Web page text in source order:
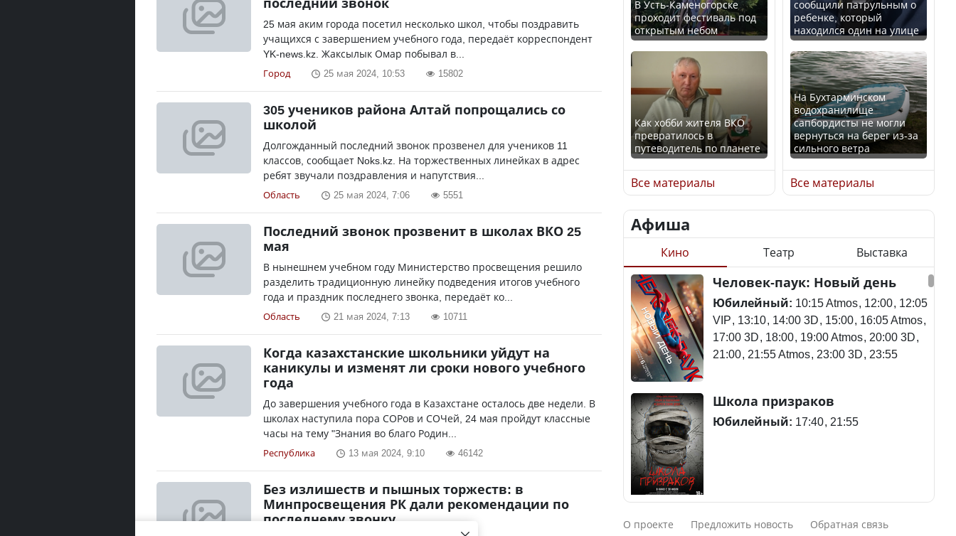
25 мая аким города посетил несколько школ, чтобы поздравить
учащихся с завершением учебного года, передаёт корреспондент
YK-news.kz. Жаксылык Омар побывал в...
Город 25 мая 2024, 10:53 15802
305 учеников района Алтай попрощались со
школой
Долгожданный последний звонок прозвенел для учеников 11
классов, сообщает Noks.kz. На торжественных линейках в адрес
ребят звучали поздравления и напутствия...
Область 25 мая 2024, 7:06 5551
Последний звонок прозвенит в школах ВКО 25
мая
В нынешнем учебном году Министерство просвещения решило
разделить традиционную линейку подведения итогов учебного
года и праздник последнего звонка, передаёт ко...
Область 21 мая 2024, 7:13 10711
Когда казахстанские школьники уйдут на
каникулы и изменят ли сроки нового учебного
года
До завершения учебного года в Казахстане осталось две недели. В
школах наступила пора СОРов и СОЧей, 24 мая пройдут классные
часы на тему "Знания во благо Родин...
Республика 13 мая 2024, 9:10 46142
Без излишеств и пышных торжеств: в
Минпросвещения РК дали рекомендации по
последнему звонку
Будут ли представлены
интересы регионов в
Курултае?
Ең төменгі жалақы,
алимент, экология: жеті
партия сайлаушылармен
нені талқылап жатыр?
алименты, экология — о
чем говорят с
избирателями
представители партий
Министр рассказал, из
чего делают колбасу в
Казахстане
почему казахстанские
Трамп официально
вступил в должность
президента США
Луну признали объектом
культурного наследия,
находящегося под
угрозой исчезновения
Станет ли
метапневмовирус
эпидемией, рассказали в
ВОЗ
потерпел крушение в
Южной Корее, погибли
120 человек
Актау: Путин принес
В Усть-Каменогорске
проходит фестиваль под
открытым небом
Как хобби жителя ВКО
превратилось в
путеводитель по планете
Все материалы
сообщили патрульным о
ребенке, который
находился один на улице
На Бухтарминском
водохранилище
сапбордисты не могли
вернуться на берег из-за
сильного ветра
Все материалы
Афиша
Кино Театр Выставка
Человек-паук: Новый день
Юбилейный: 10:15 Atmos 12:00 12:05
VIP 13:10 14:00 3D 15:00 16:05 Atmos
17:00 3D 18:00 19:00 Atmos 20:00 3D
21:00 21:55 Atmos 23:00 3D 23:55
Школа призраков
Юбилейный: 17:40 21:55
Смешарики сквозь вселенные
О проекте Предложить новость
Обратная связь